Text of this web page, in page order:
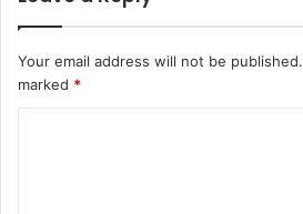
Your email address will not be published.
marked *